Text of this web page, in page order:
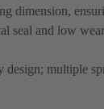
dimension,
seal and low
design; multiple